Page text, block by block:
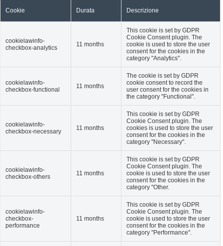
Cookie Durata Descrizione
cookielawinfo-
checkbox-analytics
11 months
This cookie is set by GDPR
Cookie Consent plugin. The
cookie is used to store the user
consent for the cookies in the
category "Analytics".
cookielawinfo-
checkbox-functional
11 months
The cookie is set by GDPR
cookie consent to record the
user consent for the cookies in
the category "Functional".
cookielawinfo-
checkbox-necessary
11 months
This cookie is set by GDPR
Cookie Consent plugin. The
cookies is used to store the user
consent for the cookies in the
category "Necessary".
cookielawinfo-
checkbox-others
11 months
This cookie is set by GDPR
Cookie Consent plugin. The
cookie is used to store the user
consent for the cookies in the
category "Other.
cookielawinfo-
checkbox-
performance
11 months
This cookie is set by GDPR
Cookie Consent plugin. The
cookie is used to store the user
consent for the cookies in the
category "Performance".